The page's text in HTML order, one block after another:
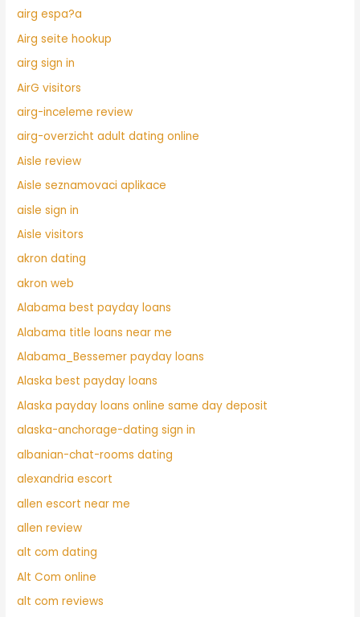
airg espa?a
Airg seite hookup
airg sign in
AirG visitors
airg-inceleme review
airg-overzicht adult dating online
Aisle review
Aisle seznamovaci aplikace
aisle sign in
Aisle visitors
akron dating
akron web
Alabama best payday loans
Alabama title loans near me
Alabama_Bessemer payday loans
Alaska best payday loans
Alaska payday loans online same day deposit
alaska-anchorage-dating sign in
albanian-chat-rooms dating
alexandria escort
allen escort near me
allen review
alt com dating
Alt Com online
alt com reviews